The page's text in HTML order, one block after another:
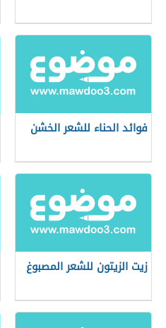
فوائد الحناء للشعر الخشن
زيت الزيتون للشعر المصبوغ